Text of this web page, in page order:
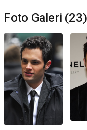
Foto Galeri (23)